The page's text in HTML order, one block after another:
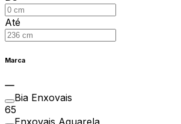
Até
Marca
Bia Enxovais
65
Enxovais Aquarela